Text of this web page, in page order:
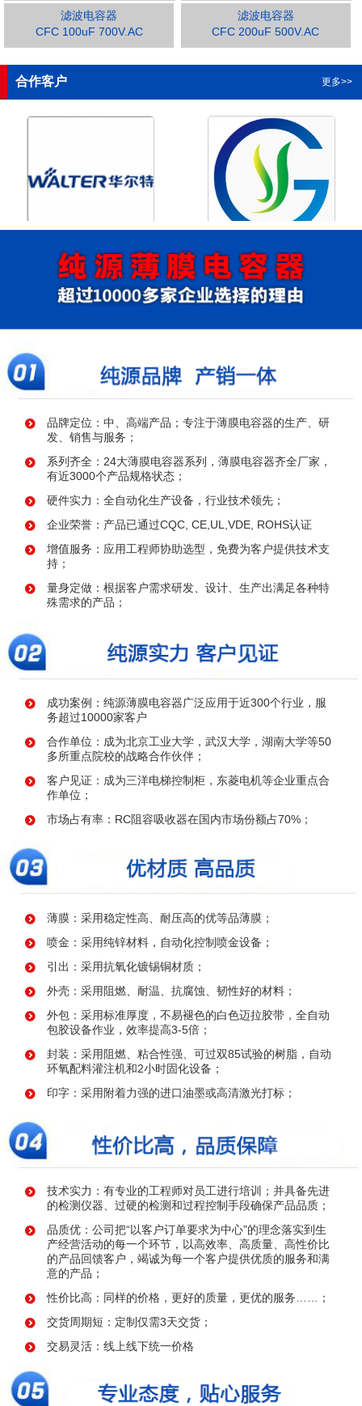
滤波电容器
CFC 100uF 700V.AC
滤波电容器
CFC 200uF 500V.AC
合作客户 更多>>
浙江华尔特机电股份有限公
司
浙江格瑶科技股份有限公司
品牌定位：中、高端产品；专注于薄膜电容器的生产、研
发、销售与服务；
系列齐全：24大薄膜电容器系列，薄膜电容器齐全厂家，
有近3000个产品规格状态；
硬件实力：全自动化生产设备，行业技术领先；
企业荣誉：产品已通过CQC, CE,UL,VDE, ROHS认证
增值服务：应用工程师协助选型，免费为客户提供技术支
持；
量身定做：根据客户需求研发、设计、生产出满足各种特
殊需求的产品；
成功案例：纯源薄膜电容器广泛应用于近300个行业，服
务超过10000家客户
合作单位：成为北京工业大学，武汉大学，湖南大学等50
多所重点院校的战略合作伙伴；
客户见证：成为三洋电梯控制柜，东菱电机等企业重点合
作单位；
市场占有率：RC阻容吸收器在国内市场份额占70%；
薄膜：采用稳定性高、耐压高的优等品薄膜；
喷金：采用纯锌材料，自动化控制喷金设备；
引出：采用抗氧化镀锡铜材质；
外壳：采用阻燃、耐温、抗腐蚀、韧性好的材料；
外包：采用标准厚度，不易褪色的白色迈拉胶带，全自动
包胶设备作业，效率提高3-5倍；
封装：采用阻燃、粘合性强、可过双85试验的树脂，自动
环氧配料灌注机和2小时固化设备；
印字：采用附着力强的进口油墨或高清激光打标；
技术实力：有专业的工程师对员工进行培训；并具备先进
的检测仪器、过硬的检测和过程控制手段确保产品品质；
品质优：公司把“以客户订单要求为中心”的理念落实到生
产经营活动的每一个环节，以高效率、高质量、高性价比
的产品回馈客户，竭诚为每一个客户提供优质的服务和满
意的产品；
性价比高：同样的价格，更好的质量，更优的服务……；
交货周期短：定制仅需3天交货；
交易灵活：线上线下统一价格